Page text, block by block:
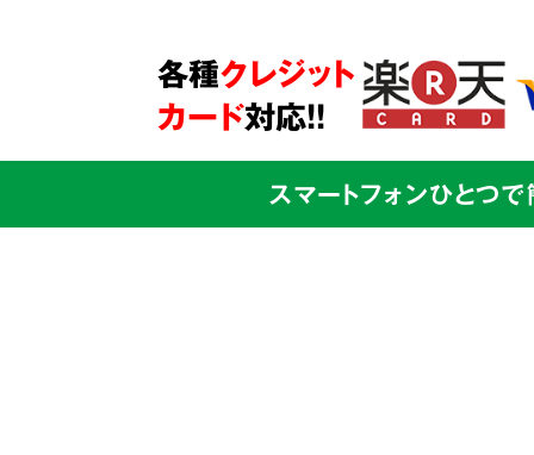
ご本人様からのご依頼も、ご家族の
問題解決に向けて全面的にサポート
03
各種クレジット
カード対応!!
スマートフォンひとつ